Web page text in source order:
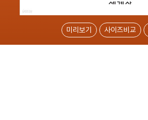
미리보기 사이즈비교